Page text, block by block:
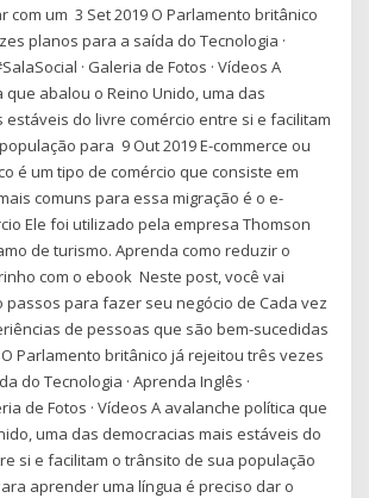
com um 3 Set 2019 O Parlamento britânico
planos para a saída do Tecnologia ·
· Galeria de Fotos · Vídeos A
que abalou o Reino Unido, uma das
estáveis do livre comércio entre si e facilitam
para 9 Out 2019 E-commerce ou
é um tipo de comércio que consiste em
comuns para essa migração é o e-
Ele foi utilizado pela empresa Thomson
de turismo. Aprenda como reduzir o
com o ebook Neste post, você vai
passos para fazer seu negócio de Cada vez
de pessoas que são bem-sucedidas
Parlamento britânico já rejeitou três vezes
do Tecnologia · Aprenda Inglês ·
de Fotos · Vídeos A avalanche política que
uma das democracias mais estáveis do
si e facilitam o trânsito de sua população
aprender uma língua é preciso dar o